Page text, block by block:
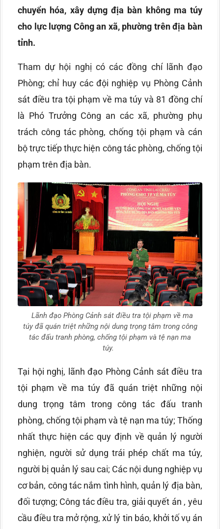
chuyển hóa, xây dựng địa bàn không ma túy
cho lực lượng Công an xã, phường trên địa bàn
tỉnh.
Tham dự hội nghị có các đồng chí lãnh đạo
Phòng; chỉ huy các đội nghiệp vụ Phòng Cảnh
sát điều tra tội phạm về ma túy và 81 đồng chí
là Phó Trưởng Công an các xã, phường phụ
trách công tác phòng, chống tội phạm và cán
bộ trực tiếp thực hiện công tác phòng, chống tội
phạm trên địa bàn.
Lãnh đạo Phòng Cảnh sát điều tra tội phạm về ma
túy đã quán triệt những nội dung trọng tâm trong công
tác đấu tranh phòng, chống tội phạm và tệ nạn ma
túy.
Tại hội nghị, lãnh đạo Phòng Cảnh sát điều tra
tội phạm về ma túy đã quán triệt những nội
dung trọng tâm trong công tác đấu tranh
phòng, chống tội phạm và tệ nạn ma túy; Thống
nhất thực hiện các quy định về quản lý người
nghiện, người sử dụng trái phép chất ma túy,
người bị quản lý sau cai; Các nội dung nghiệp vụ
cơ bản, công tác nắm tình hình, quản lý địa bàn,
đối tượng; Công tác điều tra, giải quyết án , yêu
cầu điều tra mở rộng, xử lý tin báo, khởi tố vụ án